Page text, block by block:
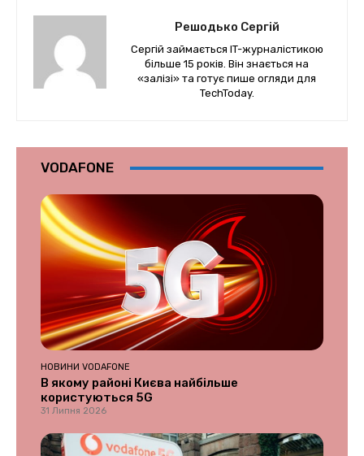
Решодько Сергій
Сергій займається IT-журналістикою
більше 15 років. Він знається на
«залізі» та готує пише огляди для
TechToday.
VODAFONE
НОВИНИ VODAFONE
В якому районі Києва найбільше
користуються 5G
31 Липня 2026